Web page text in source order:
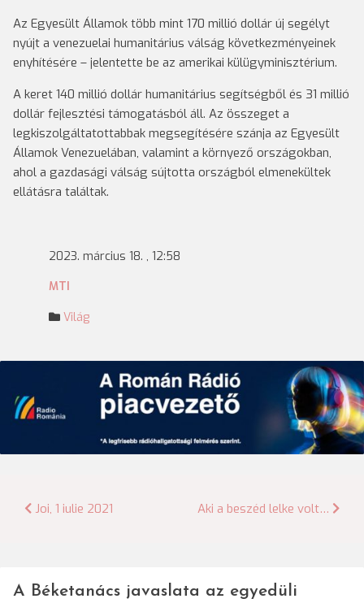
Az Egyesült Államok több mint 170 millió dollár új segélyt
nyújt a venezuelai humanitárius válság következményeinek
enyhítésére – jelentette be az amerikai külügyminisztérium.
A keret 140 millió dollár humanitárius segítségből és 31 millió
dollár fejlesztési támogatásból áll. Az összeget a
legkiszolgáltatottabbak megsegítésére szánja az Egyesült
Államok Venezuelában, valamint a környező országokban,
ahol a gazdasági válság sújtotta országból elmenekültek
ellátásra találtak.
2023. március 18. , 12:58
MTI
Világ
Bejegyzés
Joi, 1 iulie 2021 Aki a beszéd lelke volt…
A Béketanács javaslata az egyedüli